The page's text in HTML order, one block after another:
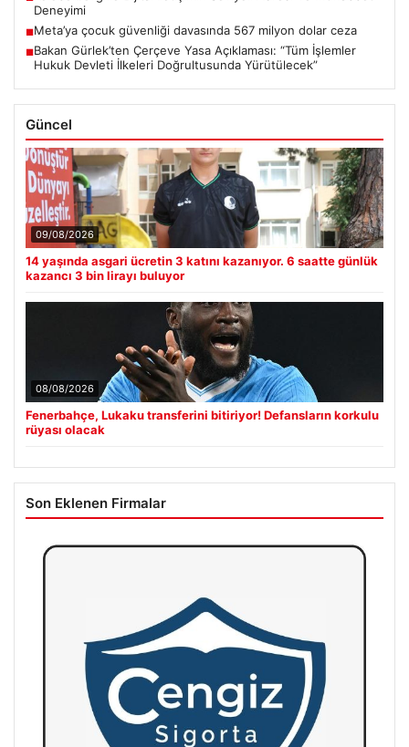
Deneyimi
■Meta’ya çocuk güvenliği davasında 567 milyon dolar ceza
■Bakan Gürlek’ten Çerçeve Yasa Açıklaması: “Tüm İşlemler
Hukuk Devleti İlkeleri Doğrultusunda Yürütülecek”
Güncel
09/08/2026
14 yaşında asgari ücretin 3 katını kazanıyor. 6 saatte günlük
kazancı 3 bin lirayı buluyor
08/08/2026
Fenerbahçe, Lukaku transferini bitiriyor! Defansların korkulu
rüyası olacak
Son Eklenen Firmalar